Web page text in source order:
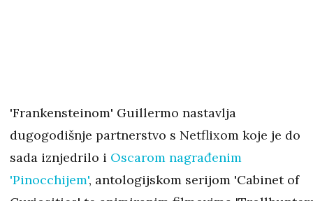
'Frankensteinom' Guillermo nastavlja
dugogodišnje partnerstvo s Netflixom koje je do
sada iznjedrilo i Oscarom nagrađenim
'Pinocchijem', antologijskom serijom 'Cabinet of